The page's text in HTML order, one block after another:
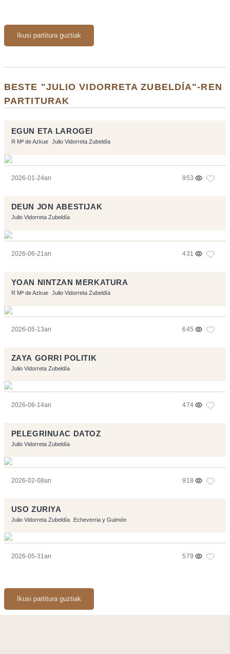
Ikusi partitura guztiak
BESTE "JULIO VIDORRETA ZUBELDÍA"-REN
PARTITURAK
EGUN ETA LAROGEI
R Mª de Azkue Julio Vidorreta Zubeldía
2026-01-24an 953
DEUN JON ABESTIJAK
Julio Vidorreta Zubeldía
2026-06-21an 431
YOAN NINTZAN MERKATURA
R Mª de Azkue Julio Vidorreta Zubeldía
2026-05-13an 645
ZAYA GORRI POLITIK
Julio Vidorreta Zubeldía
2026-06-14an 474
PELEGRINUAC DATOZ
Julio Vidorreta Zubeldía
2026-02-08an 918
USO ZURIYA
Julio Vidorreta Zubeldía Echeverria y Guimón
2026-05-31an 579
Ikusi partitura guztiak